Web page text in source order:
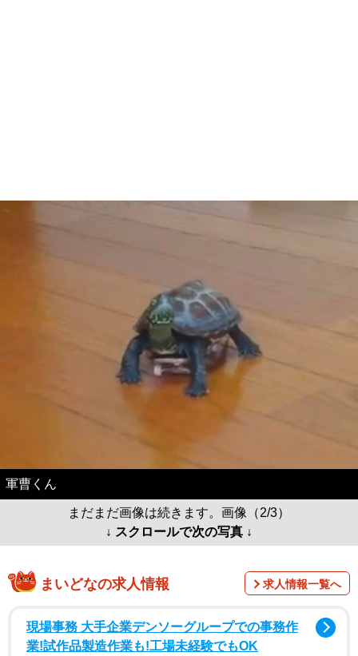
軍曹くん
まだまだ画像は続きます。画像（2/3）
↓ スクロールで次の写真 ↓
まいどなの求人情報 求人情報一覧へ
現場事務 大手企業デンソーグループでの事務作
業!試作品製造作業も!工場未経験でもOK